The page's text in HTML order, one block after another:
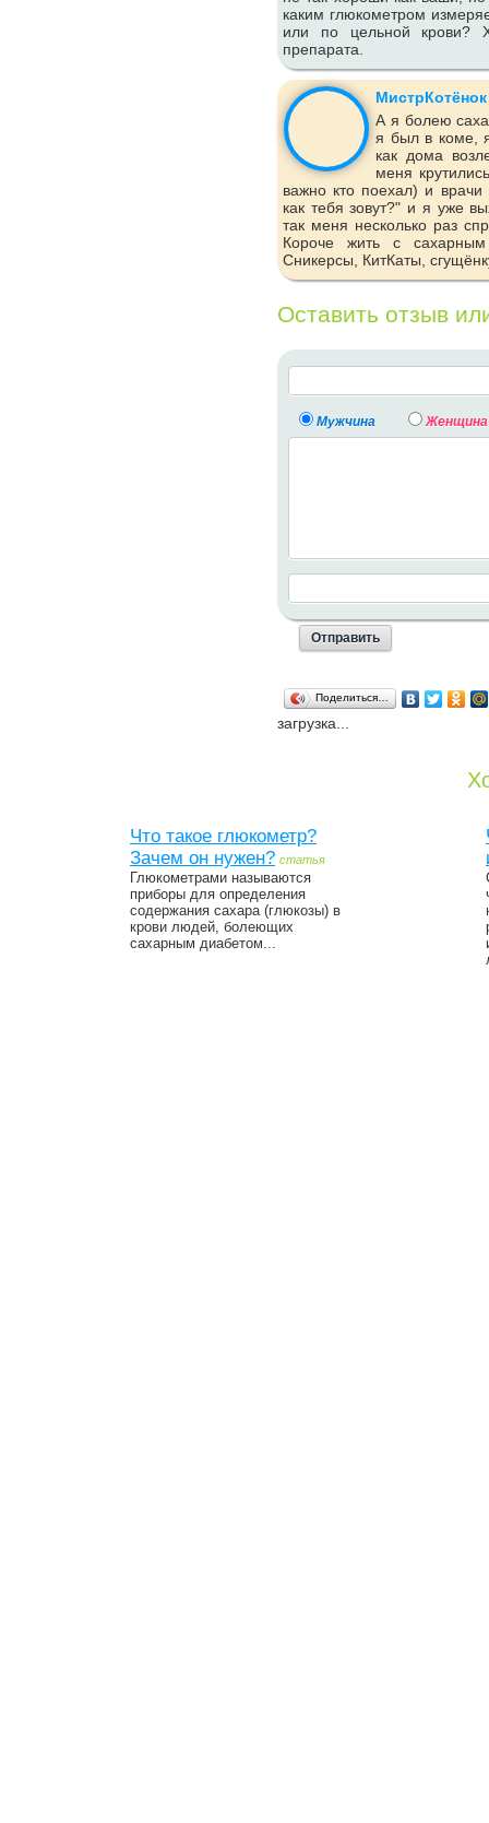
каким глюкометром
или по цельной крови?
препарата.
МистрКотёнок
А я болею
я был в коме,
как дома
меня
важно кто поехал) и
как тебя зовут?" и я уже
так меня несколько раз
Короче жить с
Сникерсы, КитКаты,
Оставить отзыв
Мужчина Женщина
Поделиться…
загрузка...
Что такое глюкометр?
Зачем он нужен? статья
Глюкометрами называются
приборы для определения
содержания сахара (глюкозы) в
крови людей, болеющих
сахарным диабетом...